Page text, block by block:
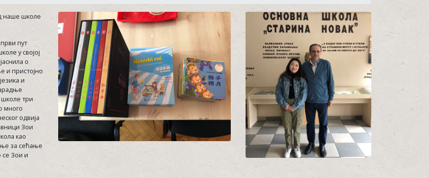
наше школе
пут
у својој
о
и пристојно
и
школе три
много
одвија
Зои
као
за сећање
се Зои и